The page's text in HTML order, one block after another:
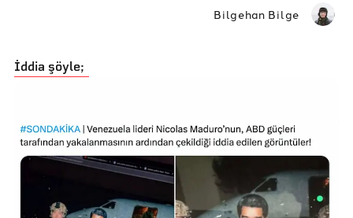
Bilgehan Bilge
İddia şöyle;